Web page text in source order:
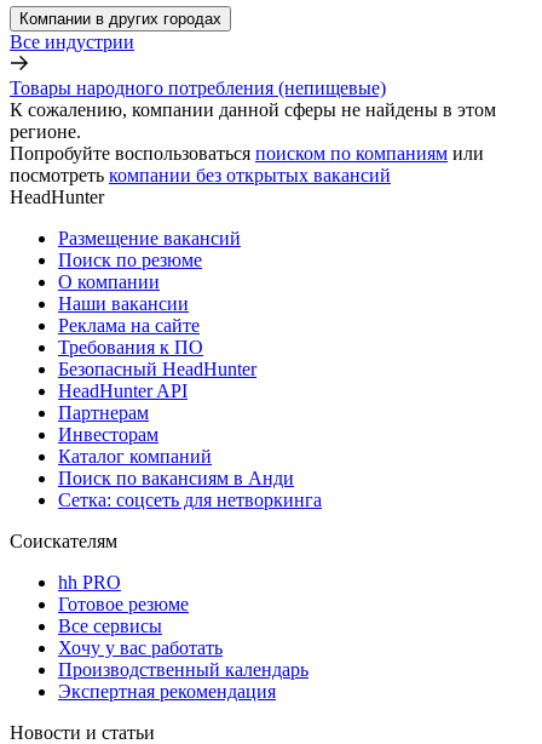
Компании в других городах
Все индустрии
Товары народного потребления (непищевые)
К сожалению, компании данной сферы не найдены в этом
регионе.
Попробуйте воспользоваться поиском по компаниям или
посмотреть компании без открытых вакансий
HeadHunter
Размещение вакансий
Поиск по резюме
О компании
Наши вакансии
Реклама на сайте
Требования к ПО
Безопасный HeadHunter
HeadHunter API
Партнерам
Инвесторам
Каталог компаний
Поиск по вакансиям в Анди
Сетка: соцсеть для нетворкинга
Соискателям
hh PRO
Готовое резюме
Все сервисы
Хочу у вас работать
Производственный календарь
Экспертная рекомендация
Новости и статьи